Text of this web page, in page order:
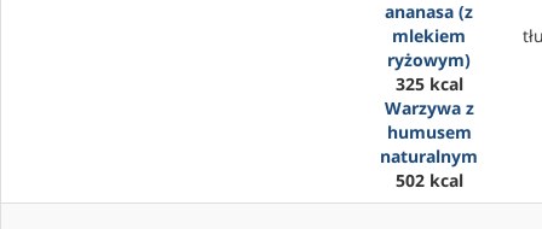
ananasa (z
mlekiem
ryżowym)
325 kcal
Warzywa z
humusem
naturalnym
502 kcal